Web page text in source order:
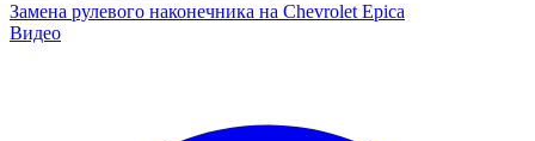
Замена рулевого наконечника на Chevrolet Epica
Видео